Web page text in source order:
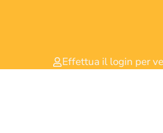
Effettua il login per